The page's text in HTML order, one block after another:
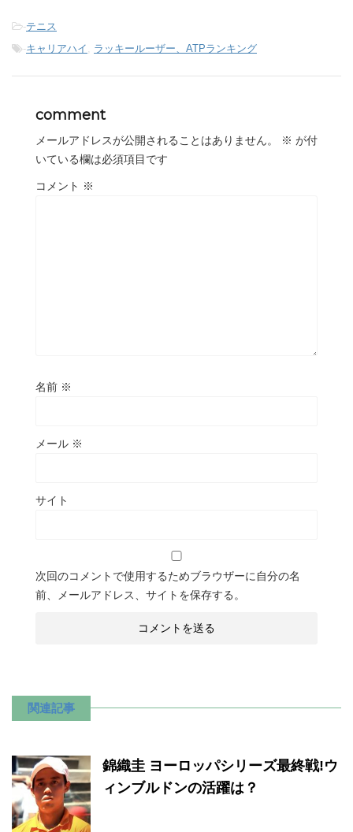
-テニス
-キャリアハイ , ラッキールーザー、ATPランキング
comment
メールアドレスが公開されることはありません。 ※ が付
いている欄は必須項目です
コメント ※
名前 ※
メール ※
サイト
次回のコメントで使用するためブラウザーに自分の名
前、メールアドレス、サイトを保存する。
関連記事
錦織圭 ヨーロッパシリーズ最終戦!ウ
ィンブルドンの活躍は？